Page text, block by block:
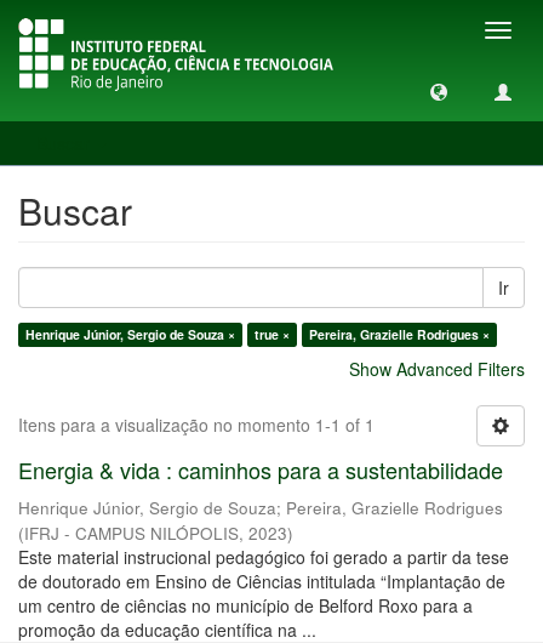
Buscar
Ir
Henrique Júnior, Sergio de Souza × true × Pereira, Grazielle Rodrigues ×
Show Advanced Filters
Itens para a visualização no momento 1-1 of 1
Energia & vida : caminhos para a sustentabilidade
Henrique Júnior, Sergio de Souza; Pereira, Grazielle Rodrigues
(IFRJ - CAMPUS NILÓPOLIS, 2023)
Este material instrucional pedagógico foi gerado a partir da tese
de doutorado em Ensino de Ciências intitulada “Implantação de
um centro de ciências no município de Belford Roxo para a
promoção da educação científica na ...